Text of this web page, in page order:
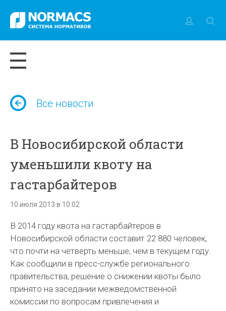
Все новости
В Новосибирской области
уменьшили квоту на
гастарбайтеров
10 июля 2013 в 10:02
В 2014 году квота на гастарбайтеров в
Новосибирской области составит 22 880 человек,
что почти на четверть меньше, чем в текущем году.
Как сообщили в пресс-службе регионального
правительства, решение о снижении квоты было
принято на заседании межведомственной
комиссии по вопросам привлечения и